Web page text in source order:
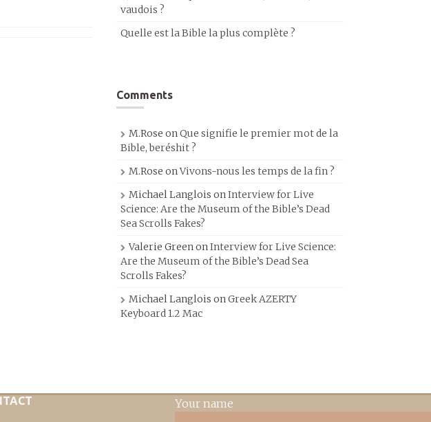
vaudois ?
Quelle est la Bible la plus complète ?
Comments
M.Rose onQue signifie le premier mot de la
Bible, beréshit ?
M.Rose onVivons-nous les temps de la fin ?
Michael Langlois onInterview for Live
Science: Are the Museum of the Bible’s Dead
Sea Scrolls Fakes?
Valerie GreenonInterview for Live Science:
Are the Museum of the Bible’s Dead Sea
Scrolls Fakes?
Michael Langlois onGreek AZERTY
Keyboard 1.2 Mac
Your name